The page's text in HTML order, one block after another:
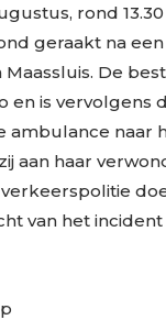
rond
geraakt na
De
en is vervolgens
ambulance naar
aan haar
van het